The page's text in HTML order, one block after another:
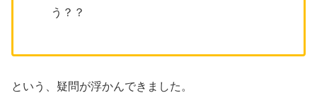
う？？
という、疑問が浮かんできました。